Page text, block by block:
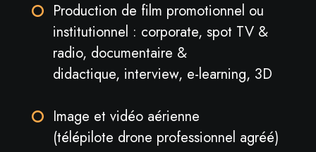
Production de film promotionnel ou
institutionnel : corporate, spot TV &
radio, documentaire &
didactique, interview, e-learning, 3D
Image et vidéo aérienne
(télépilote drone professionnel agréé)